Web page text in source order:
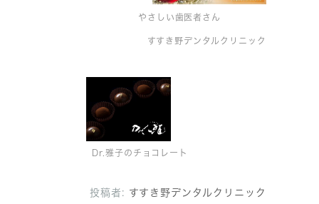
やさしい歯医者さん
すすき野デンタルクリニック
Dr.雅子のチョコレート
投稿者: すすき野デンタルクリニック